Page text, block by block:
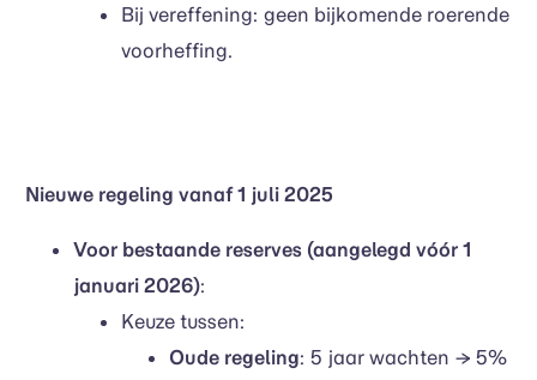
Bij vereffening: geen bijkomende roerende
voorheffing.
Nieuwe regeling vanaf 1 juli 2025
Voor bestaande reserves (aangelegd vóór 1
januari 2026):
Keuze tussen:
Oude regeling: 5 jaar wachten → 5%